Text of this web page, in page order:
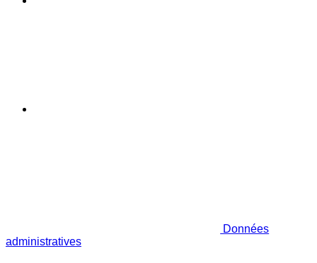
Données
administratives